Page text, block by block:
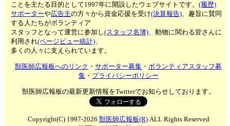
ことを主たる目的として1997年に開設したウェブサイトです。(履歴)
サポーターや広告主の方々から資金応援を受け(決算報告)、趣旨に賛同
する人たちがボランティア
スタッフとなって運営に参加し(スタッフ名簿)、動物に関わる皆さんに
利用され(ページビュー統計)、
多くの人々に支えられています。
獣医師広報板へのリンク ・サポーター募集 ・ボランティアスタッフ募
集・ プライバシーポリシー
獣医師広報板の最新更新情報をTwitterでお知らせしております。
Copyright(C) 1997-2026 獣医師広報板(R)ALL Rights Reserved